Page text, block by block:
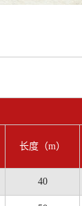
长度（m）
40